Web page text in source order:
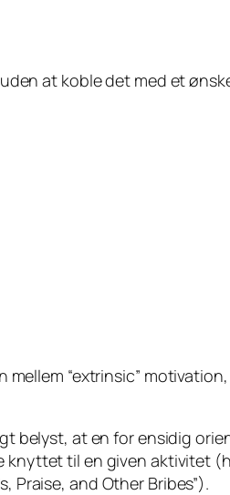
at koble det med et
“extrinsic”
belyst, at en for ensidig
til en given aktivitet
Praise, and Other Bribes”).